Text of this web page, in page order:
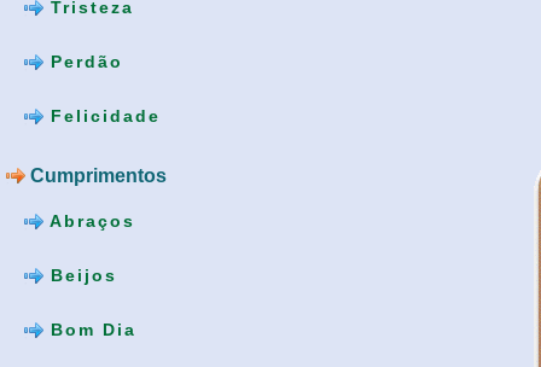
Tristeza
Perdão
Felicidade
Cumprimentos
Abraços
Beijos
Bom Dia